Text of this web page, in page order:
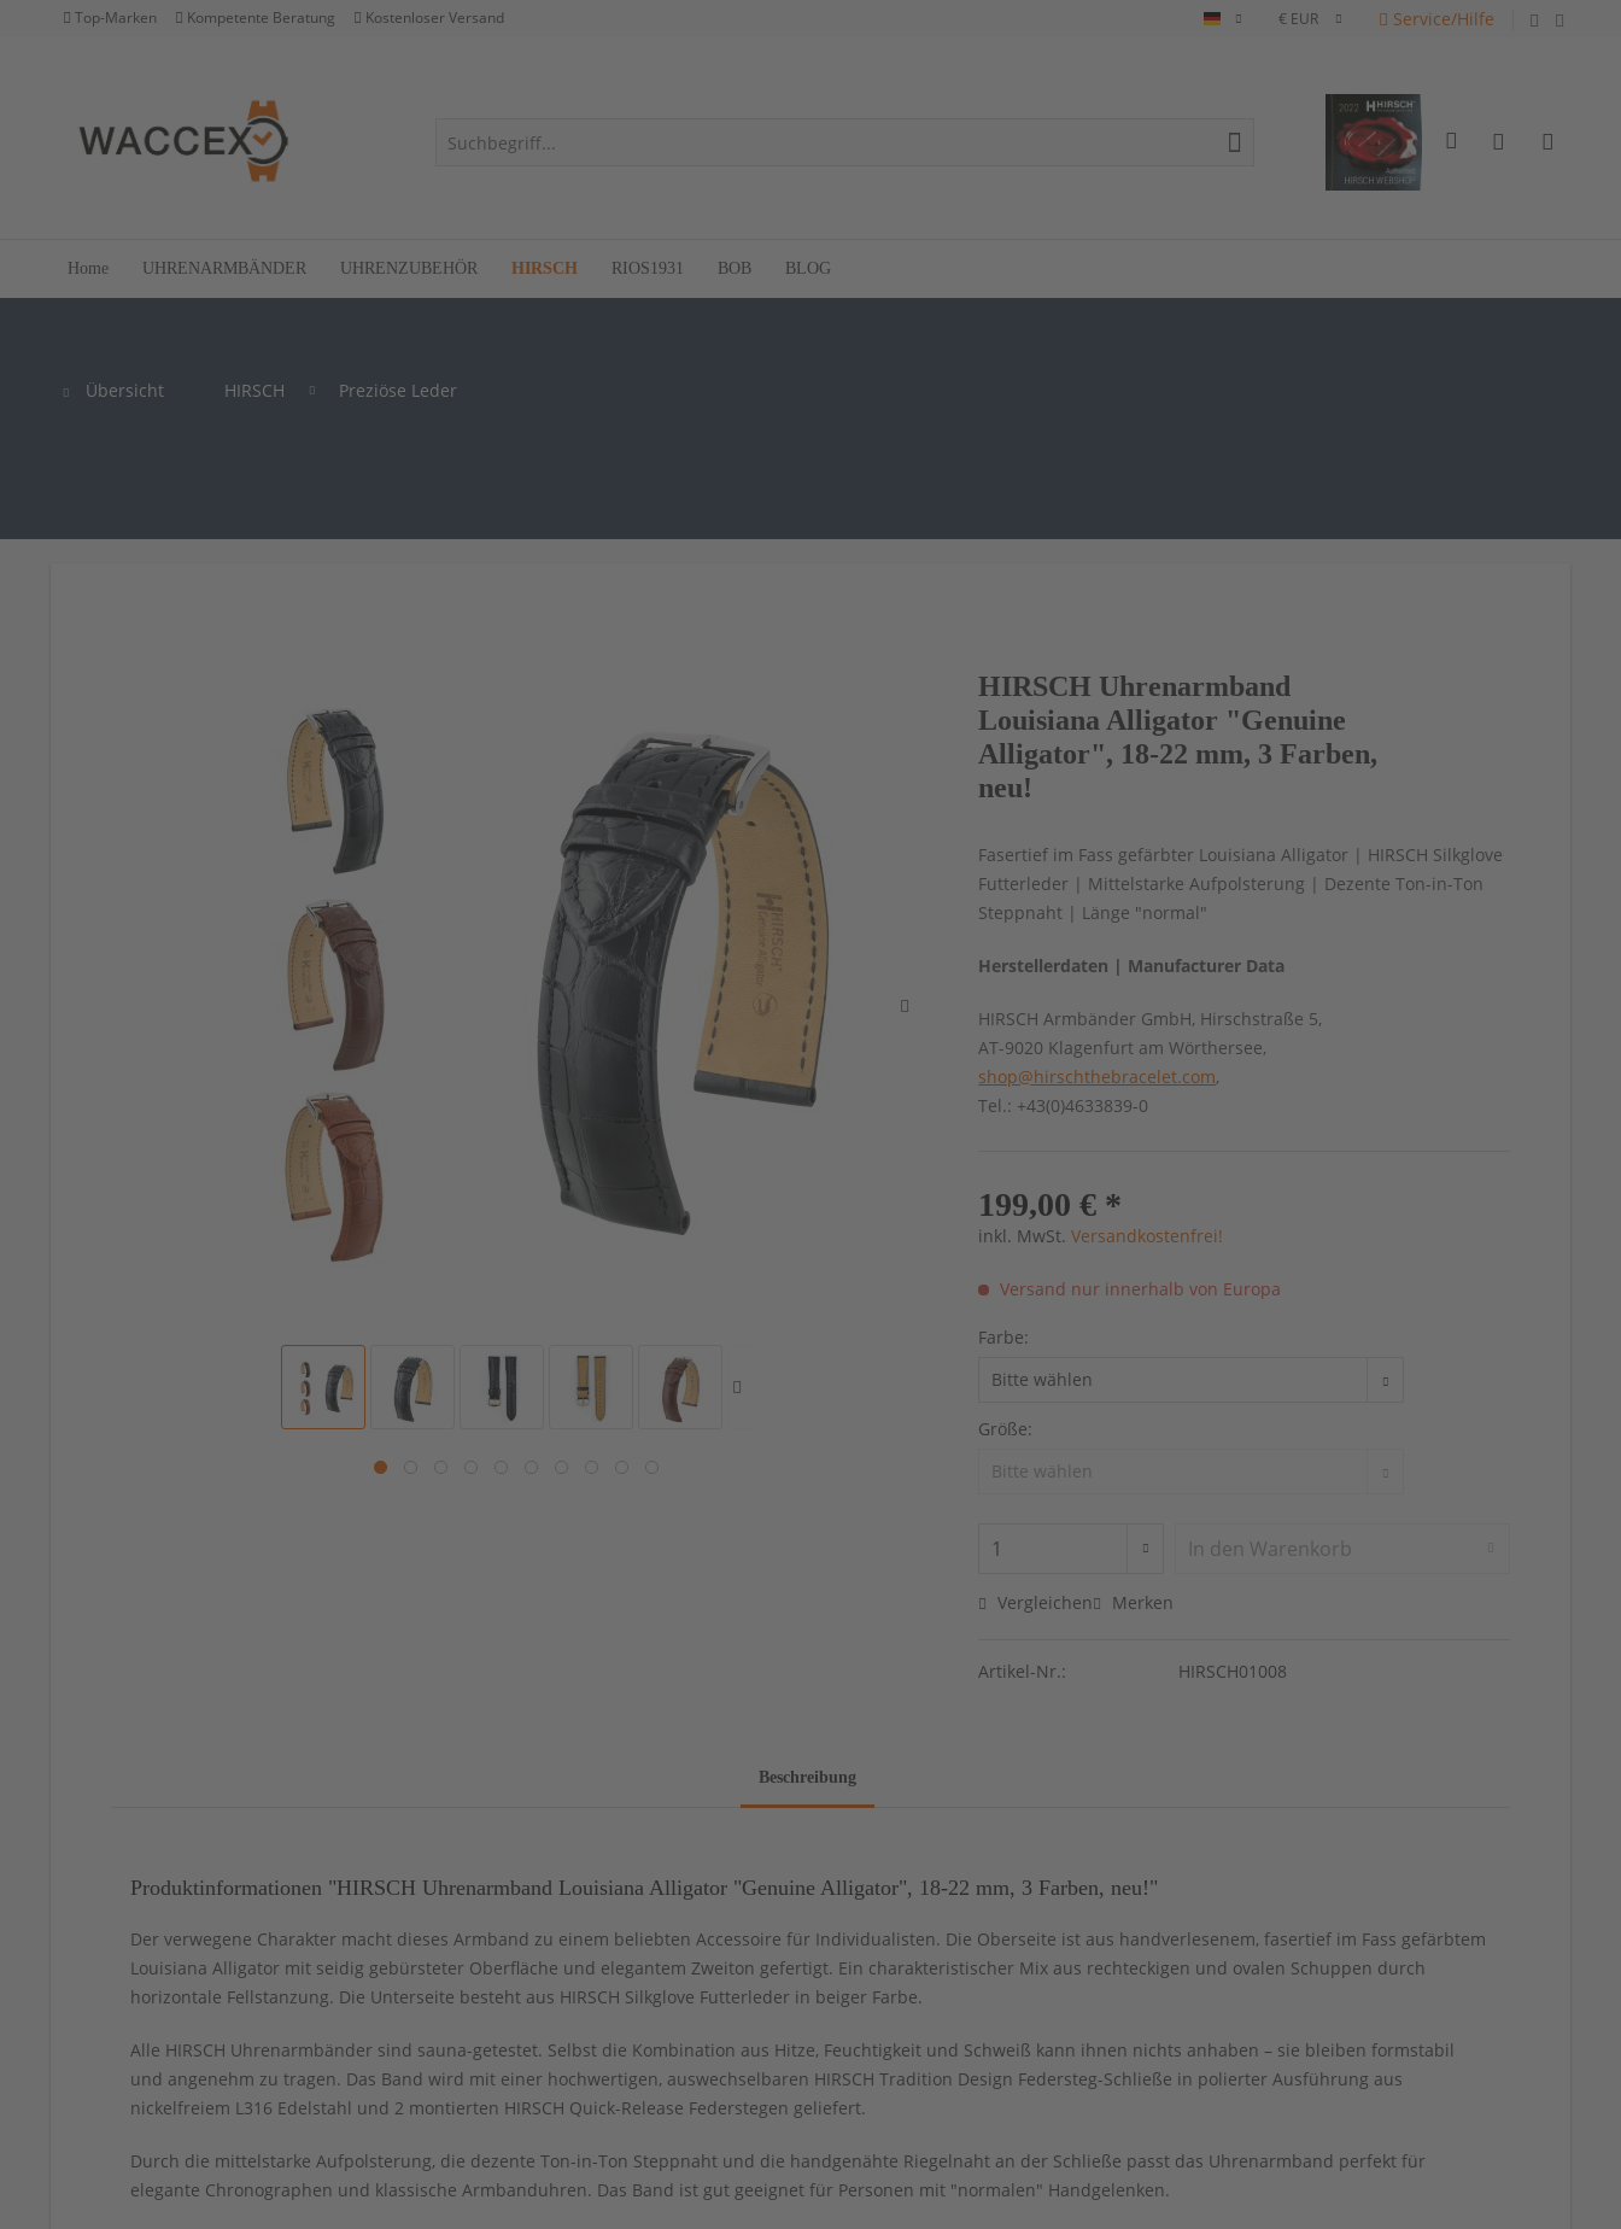
Top-Marken Kompetente Beratung Kostenloser Versand Deutsch Service/Hilfe
Home UHRENARMBÄNDER UHRENZUBEHÖR HIRSCH RIOS1931 BOB BLOG
Übersicht HIRSCH Preziöse Leder
HIRSCH Uhrenarmband
Louisiana Alligator "Genuine
Alligator", 18-22 mm, 3 Farben,
neu!
Fasertief im Fass gefärbter Louisiana Alligator | HIRSCH Silkglove
Futterleder | Mittelstarke Aufpolsterung | Dezente Ton-in-Ton
Steppnaht | Länge "normal"
Herstellerdaten | Manufacturer Data
HIRSCH Armbänder GmbH, Hirschstraße 5,
AT-9020 Klagenfurt am Wörthersee,
shop@hirschthebracelet.com,
Tel.: +43(0)4633839-0
199,00 € *
inkl. MwSt.Versandkostenfrei!
Versand nur innerhalb von Europa
Farbe:
Größe:
In den Warenkorb
Vergleichen Merken
Artikel-Nr.: HIRSCH01008
Beschreibung
Produktinformationen "HIRSCH Uhrenarmband Louisiana Alligator "Genuine Alligator", 18-22 mm, 3 Farben, neu!"
Der verwegene Charakter macht dieses Armband zu einem beliebten Accessoire für Individualisten. Die Oberseite ist aus handverlesenem, fasertief im Fass gefärbtem
Louisiana Alligator mit seidig gebürsteter Oberfläche und elegantem Zweiton gefertigt. Ein charakteristischer Mix aus rechteckigen und ovalen Schuppen durch
horizontale Fellstanzung. Die Unterseite besteht aus HIRSCH Silkglove Futterleder in beiger Farbe.
Alle HIRSCH Uhrenarmbänder sind sauna-getestet. Selbst die Kombination aus Hitze, Feuchtigkeit und Schweiß kann ihnen nichts anhaben – sie bleiben formstabil
und angenehm zu tragen. Das Band wird mit einer hochwertigen, auswechselbaren HIRSCH Tradition Design Federsteg-Schließe in polierter Ausführung aus
nickelfreiem L316 Edelstahl und 2 montierten HIRSCH Quick-Release Federstegen geliefert.
Durch die mittelstarke Aufpolsterung, die dezente Ton-in-Ton Steppnaht und die handgenähte Riegelnaht an der Schließe passt das Uhrenarmband perfekt für
elegante Chronographen und klassische Armbanduhren. Das Band ist gut geeignet für Personen mit "normalen" Handgelenken.